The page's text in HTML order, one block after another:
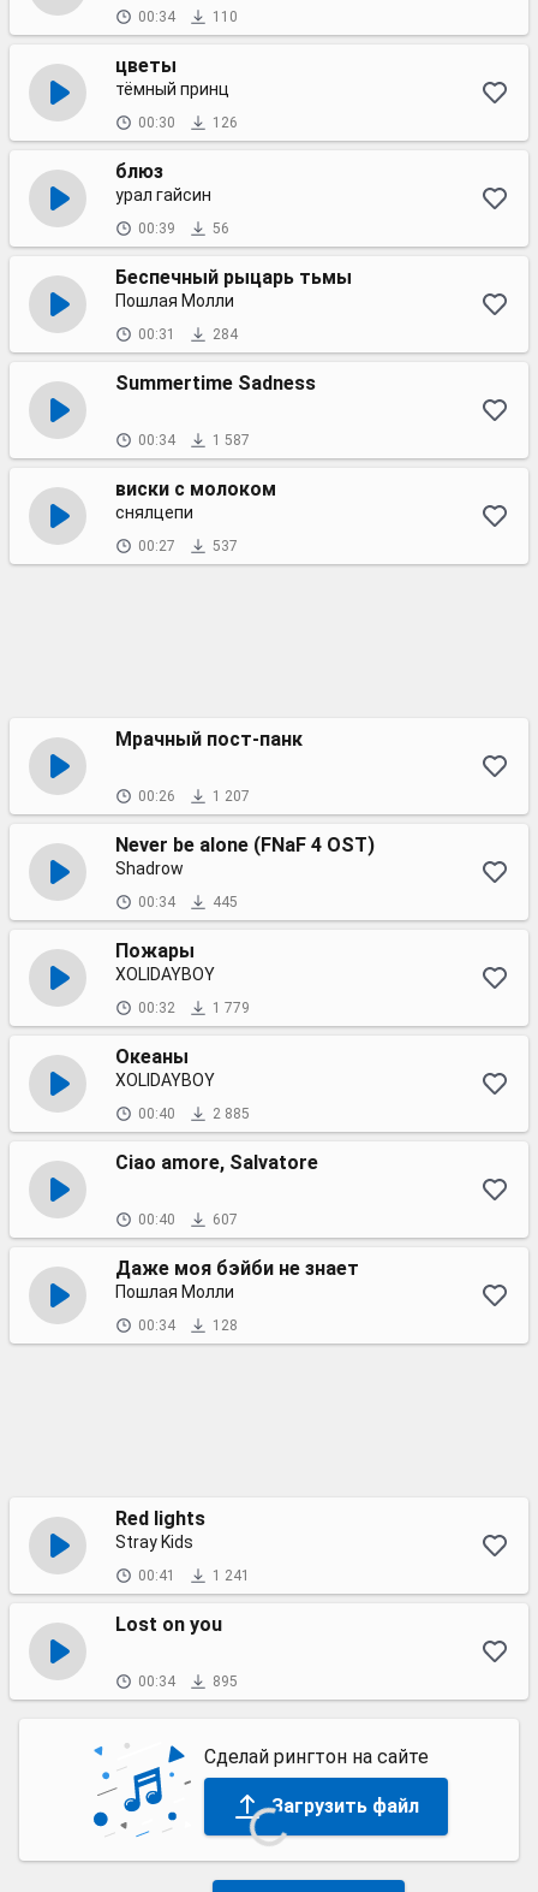
00:34 110
цветы
тёмный принц
00:30 126
блюз
урал гайсин
00:39 56
Беспечный рыцарь тьмы
Пошлая Молли
00:31 284
Summertime Sadness
00:34 1 587
виски с молоком
снялцепи
00:27 537
Мрачный пост-панк
00:26 1 207
Never be alone (FNaF 4 OST)
Shadrow
00:34 445
Пожары
XOLIDAYBOY
00:32 1 779
Океаны
XOLIDAYBOY
00:40 2 885
Ciao amore, Salvatore
00:40 607
Даже моя бэйби не знает
Пошлая Молли
00:34 128
Red lights
Stray Kids
00:41 1 241
Lost on you
00:34 895
Сделай рингтон на сайте
Загрузить файл